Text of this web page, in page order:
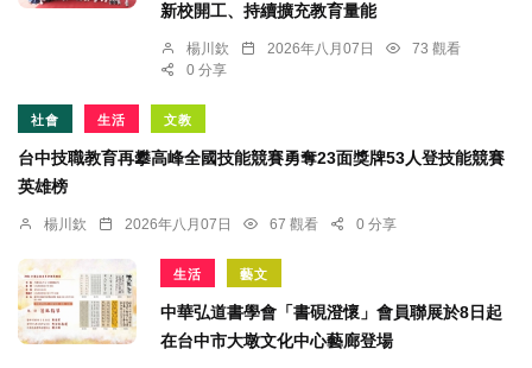
新校開工、持續擴充教育量能
楊川欽 2026年八月07日
73 觀看
0 分享
社會 生活 文教
台中技職教育再攀高峰全國技能競賽勇奪23面獎牌53人登技能競賽
英雄榜
楊川欽 2026年八月07日 67 觀看 0 分享
生活 藝文
中華弘道書學會「書硯澄懷」會員聯展於8日起
在台中市大墩文化中心藝廊登場